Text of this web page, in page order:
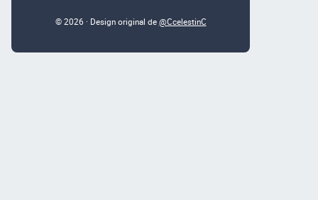
© 2026 · Design original de @CcelestinC